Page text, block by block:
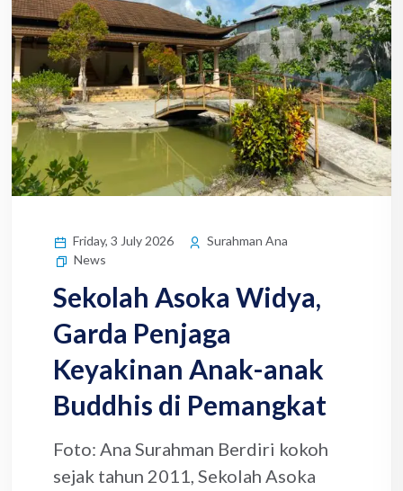
Friday, 3 July 2026
Surahman Ana
News
Sekolah Asoka Widya,
Garda Penjaga
Keyakinan Anak-anak
Buddhis di Pemangkat
Foto: Ana Surahman Berdiri kokoh
sejak tahun 2011, Sekolah Asoka